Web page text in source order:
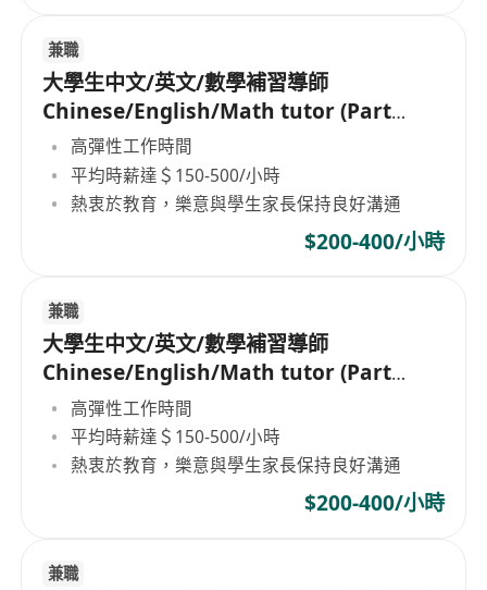
兼職
大學生中文/英文/數學補習導師
Chinese/English/Math tutor (Part
Time/Freelancer)
高彈性工作時間
平均時薪達＄150-500/小時
熱衷於教育，樂意與學生家長保持良好溝通
$200-400/小時
兼職
大學生中文/英文/數學補習導師
Chinese/English/Math tutor (Part
Time/Freelancer)
高彈性工作時間
平均時薪達＄150-500/小時
熱衷於教育，樂意與學生家長保持良好溝通
$200-400/小時
兼職